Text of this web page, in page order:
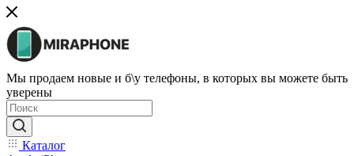
Мы продаем новые и б\у телефоны, в которых вы можете быть
уверены
Каталог